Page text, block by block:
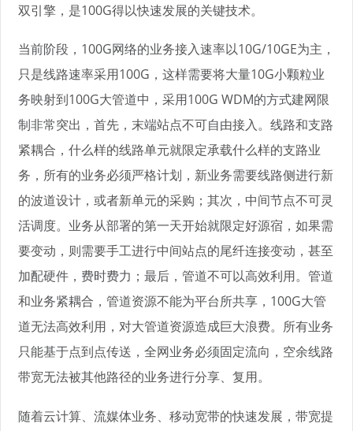
双引擎，是100G得以快速发展的关键技术。
当前阶段，100G网络的业务接入速率以10G/10GE为主，
只是线路速率采用100G，这样需要将大量10G小颗粒业
务映射到100G大管道中，采用100G WDM的方式建网限
制非常突出，首先，末端站点不可自由接入。线路和支路
紧耦合，什么样的线路单元就限定承载什么样的支路业
务，所有的业务必须严格计划，新业务需要线路侧进行新
的波道设计，或者新单元的采购；其次，中间节点不可灵
活调度。业务从部署的第一天开始就限定好源宿，如果需
要变动，则需要手工进行中间站点的尾纤连接变动，甚至
加配硬件，费时费力；最后，管道不可以高效利用。管道
和业务紧耦合，管道资源不能为平台所共享，100G大管
道无法高效利用，对大管道资源造成巨大浪费。所有业务
只能基于点到点传送，全网业务必须固定流向，空余线路
带宽无法被其他路径的业务进行分享、复用。
随着云计算、流媒体业务、移动宽带的快速发展，带宽提